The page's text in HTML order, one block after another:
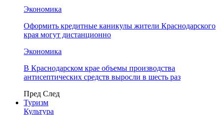
Экономика
Оформить кредитные каникулы жители Краснодарского
края могут дистанционно
Экономика
В Краснодарском крае объемы производства
антисептических средств выросли в шесть раз
Пред След
Туризм
Культура